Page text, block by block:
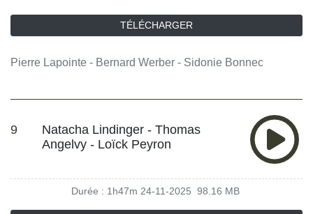
TÉLÉCHARGER
Pierre Lapointe - Bernard Werber - Sidonie Bonnec
9
Natacha Lindinger - Thomas
Angelvy - Loïck Peyron
Durée : 1h47m 24-11-2025 98.16 MB